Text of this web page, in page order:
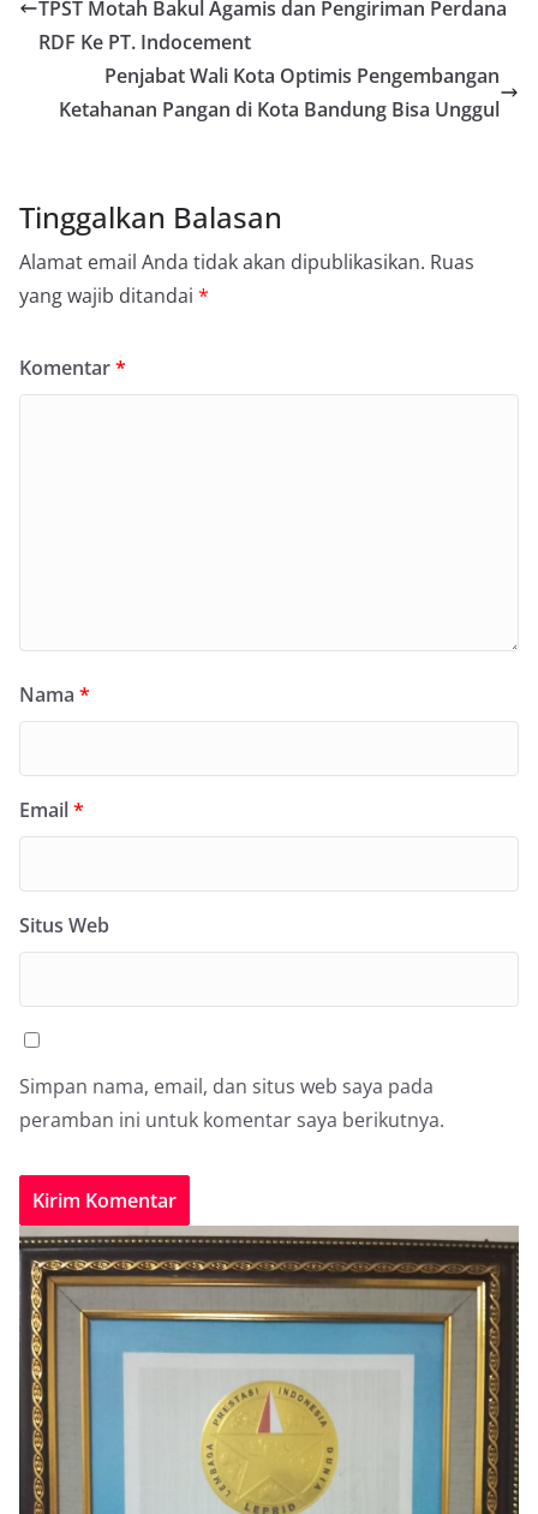
TPST Motah Bakul Agamis dan Pengiriman Perdana
RDF Ke PT. Indocement
Penjabat Wali Kota Optimis Pengembangan
Ketahanan Pangan di Kota Bandung Bisa Unggul
Tinggalkan Balasan
Alamat email Anda tidak akan dipublikasikan. Ruas
yang wajib ditandai *
Komentar*
Nama *
Email*
Situs Web
Simpan nama, email, dan situs web saya pada
peramban ini untuk komentar saya berikutnya.